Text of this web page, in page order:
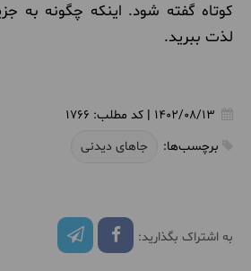
کوتاه گفته شود. اینکه چگونه به
لذت ببرید.
1402/08/13
| کد مطلب: 1766
برچسب‌ها:
جاهای دیدنی
به اشتراک بگذارید: